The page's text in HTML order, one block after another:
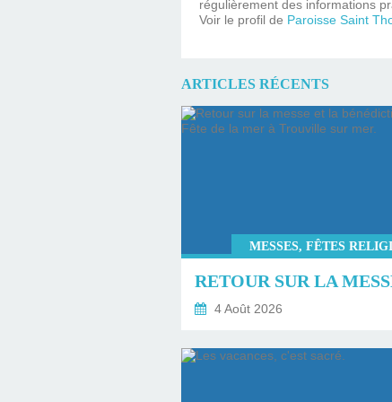
régulièrement des informations
Voir le profil de Paroisse Saint
ARTICLES RÉCENTS
MESSES, FÊTES
4 Août 2026